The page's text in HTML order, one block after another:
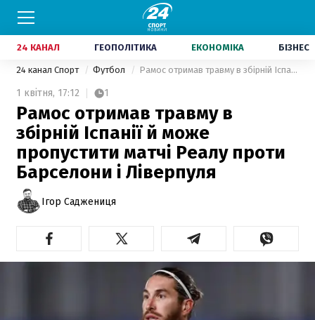
24 КАНАЛ ГЕОПОЛІТИКА ЕКОНОМІКА БІЗНЕС
24 канал Спорт Футбол Рамос отримав травму в збірній Іспанії й може пропустити матчі Реалу проти Барселони і Ліверпуля
1 квітня, 17:12 1
Рамос отримав травму в
збірній Іспанії й може
пропустити матчі Реалу проти
Барселони і Ліверпуля
Ігор Саджениця